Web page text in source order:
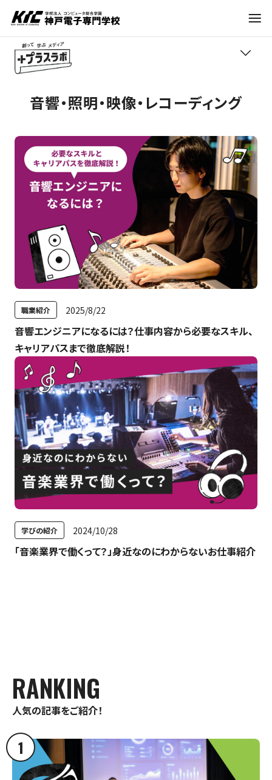
就職・資格
入試情報
神戸電子について
最新のお知らせ
+プラスラボ
1日最大2つの学科説明＆体験授業
オープン
キャンパス
神戸電子をもっと知る
資料請求は
こちら
TOP
学びの紹介
職業紹介
トレンド
進路アドバイス
特集
神戸電子専門学校サイト
音響・照明・映像・レコーディング
職業紹介 2025/8/22
音響エンジニアになるには？仕事内容から必要なスキル、
キャリアパスまで徹底解説！
学びの紹介 2024/10/28
「音楽業界で働くって？」身近なのにわからないお仕事紹介
RANKING
人気の記事をご紹介！
1